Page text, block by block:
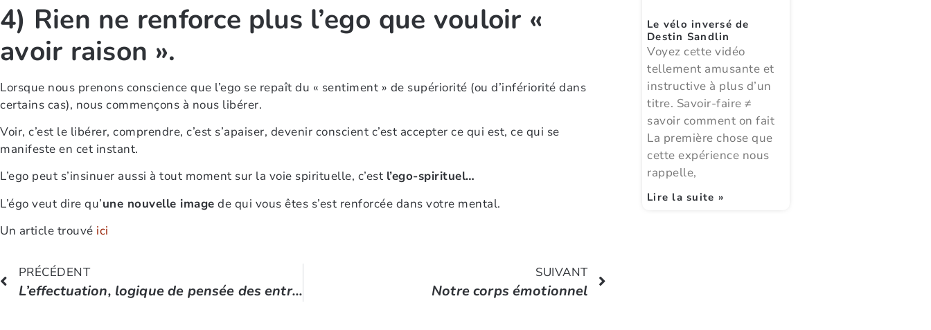
4) Rien ne renforce plus l’ego que vouloir «
avoir raison ».
Lorsque nous prenons conscience que l’ego se repaît du « sentiment » de supériorité (ou d’infériorité dans
certains cas), nous commençons à nous libérer.
Voir, c’est le libérer, comprendre, c’est s’apaiser, devenir conscient c’est accepter ce qui est, ce qui se
manifeste en cet instant.
L’ego peut s’insinuer aussi à tout moment sur la voie spirituelle, c’est l’ego-spirituel…
L’égo veut dire qu’une nouvelle image de qui vous êtes s’est renforcée dans votre mental.
Un article trouvé ici
PRÉCÉDENT
L’effectuation, logique de pensée des entrepreneurs experts
SUIVANT
Notre corps émotionnel
Le vélo inversé de
Destin Sandlin
Voyez cette vidéo
tellement amusante et
instructive à plus d’un
titre. Savoir-faire ≠
savoir comment on fait
La première chose que
cette expérience nous
rappelle,
Lire la suite »